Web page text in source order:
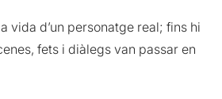
vida d’un personatge real; fins hi
fets i diàlegs van passar en